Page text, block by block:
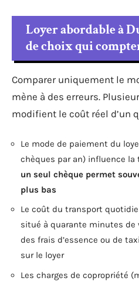
Loyer abordable à
de choix qui
Comparer uniquement le
mène à des erreurs.
modifient le coût réel d’un
Le mode de paiement du
chèques par an) influence la
un seul chèque permet
plus bas
Le coût du transport
situé à quarante minutes de
des frais d’essence ou de
sur le loyer
Les charges de copropriété